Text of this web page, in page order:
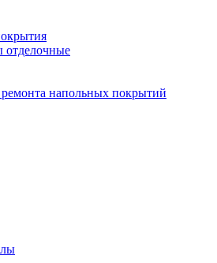
отделочные
напольных покрытий